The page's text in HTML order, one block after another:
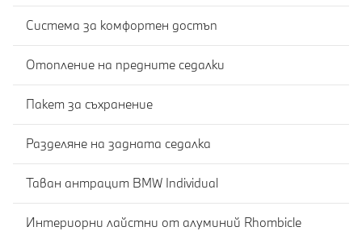
Система за комфортен достъп
Отопление на предните седалки
Пакет за съхранение
Разделяне на задната седалка
Таван антрацит BMW Individual
Интериорни лайстни от алуминий Rhombicle